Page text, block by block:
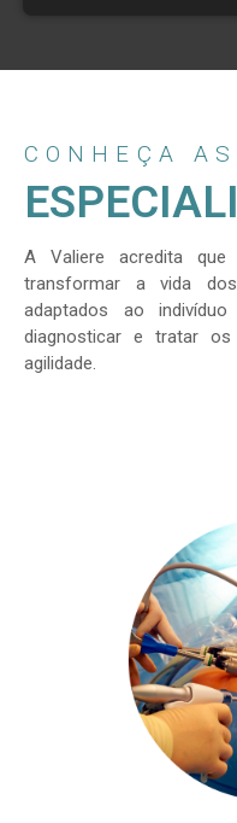
CONHEÇA
A Valiere acredita que
transformar a vida
adaptados ao
diagnosticar e tratar
agilidade.